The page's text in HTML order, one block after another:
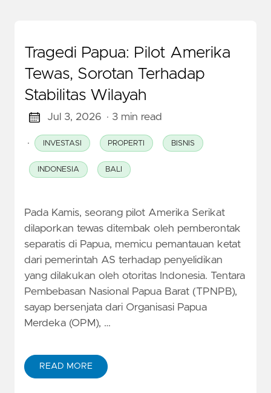
Tragedi Papua: Pilot Amerika
Tewas, Sorotan Terhadap
Stabilitas Wilayah
Jul 3, 2026 · 3 min read
· INVESTASI PROPERTI BISNIS
INDONESIA BALI
Pada Kamis, seorang pilot Amerika Serikat
dilaporkan tewas ditembak oleh pemberontak
separatis di Papua, memicu pemantauan ketat
dari pemerintah AS terhadap penyelidikan
yang dilakukan oleh otoritas Indonesia. Tentara
Pembebasan Nasional Papua Barat (TPNPB),
sayap bersenjata dari Organisasi Papua
Merdeka (OPM), …
READ MORE